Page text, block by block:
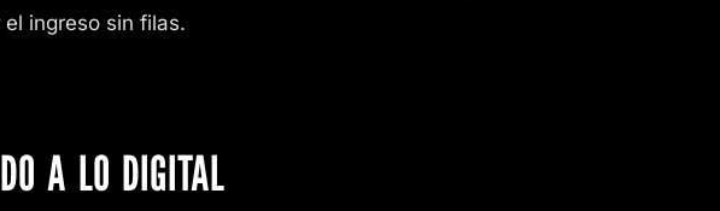
ingreso sin filas.
A LO DIGITAL